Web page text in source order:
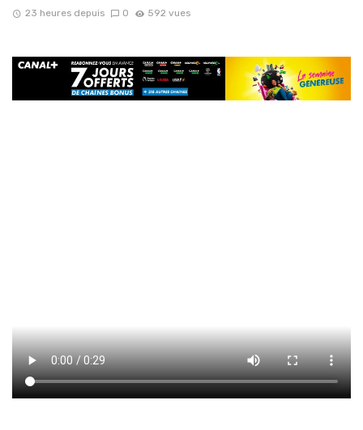
23 heures depuis 0 592 vues